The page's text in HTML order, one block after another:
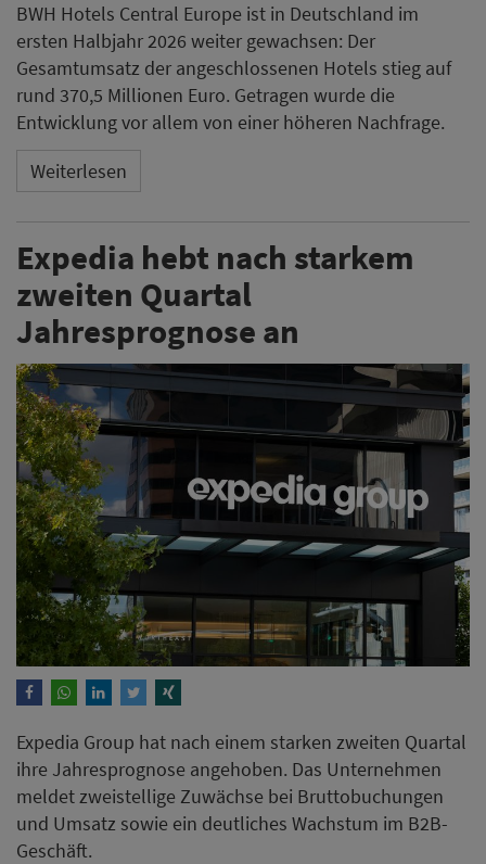
BWH Hotels Central Europe ist in Deutschland im
ersten Halbjahr 2026 weiter gewachsen: Der
Gesamtumsatz der angeschlossenen Hotels stieg auf
rund 370,5 Millionen Euro. Getragen wurde die
Entwicklung vor allem von einer höheren Nachfrage.
Weiterlesen
Expedia hebt nach starkem
zweiten Quartal
Jahresprognose an
Expedia Group hat nach einem starken zweiten Quartal
ihre Jahresprognose angehoben. Das Unternehmen
meldet zweistellige Zuwächse bei Bruttobuchungen
und Umsatz sowie ein deutliches Wachstum im B2B-
Geschäft.